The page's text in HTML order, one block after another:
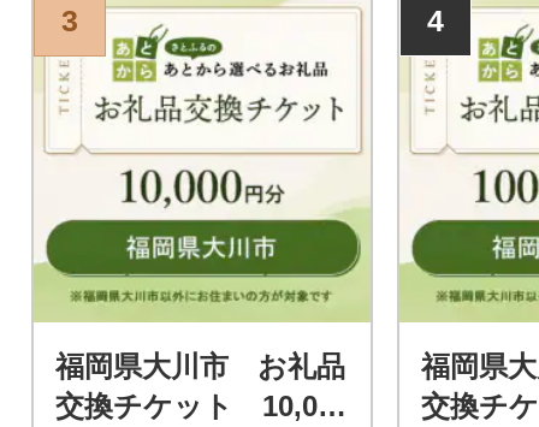
3
福岡県大川市 お礼品
交換チケット 10,000
4
福岡県
交換チ